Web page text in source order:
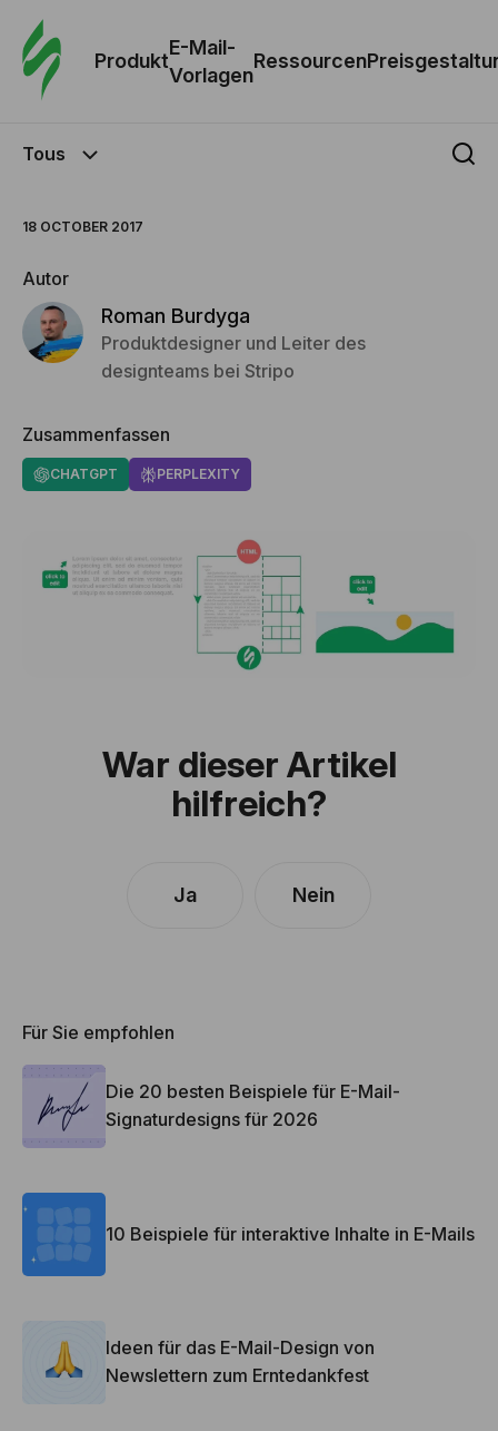
Produkt
E-Mail-
Vorlagen
Ressourcen
Tous
18 OCTOBER 2017
Autor
Roman Burdyga
Produktdesigner und Leiter des
designteams bei Stripo
Zusammenfassen
CHATGPT PERPLEXITY
War dieser Artikel
hilfreich?
Ja Nein
Für Sie empfohlen
Die 20 besten Beispiele für E-Mail-
Signaturdesigns für 2026
10 Beispiele für interaktive Inhalte in E-Mails
Ideen für das E-Mail-Design von
Newslettern zum Erntedankfest